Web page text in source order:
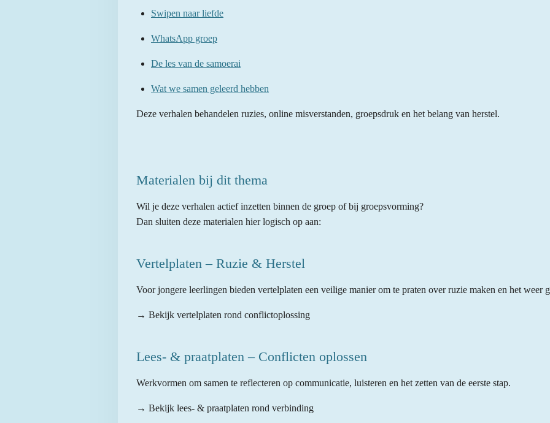
Swipen naar liefde
WhatsApp groep
De les van de samoerai
Wat we samen geleerd hebben
Deze verhalen behandelen ruzies, online misverstanden, groepsdruk en het belang van herstel.
Materialen bij dit thema
Wil je deze verhalen actief inzetten binnen de groep of bij groepsvorming?
Dan sluiten deze materialen hier logisch op aan:
Vertelplaten – Ruzie & Herstel
Voor jongere leerlingen bieden vertelplaten een veilige manier om te praten over ruzie maken en het weer
→ Bekijk vertelplaten rond conflictoplossing
Lees- & praatplaten – Conflicten oplossen
Werkvormen om samen te reflecteren op communicatie, luisteren en het zetten van de eerste stap.
→ Bekijk lees- & praatplaten rond verbinding